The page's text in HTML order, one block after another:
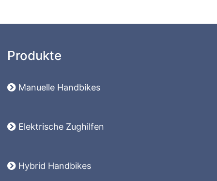
Produkte
Manuelle Handbikes
Elektrische Zughilfen
Hybrid Handbikes